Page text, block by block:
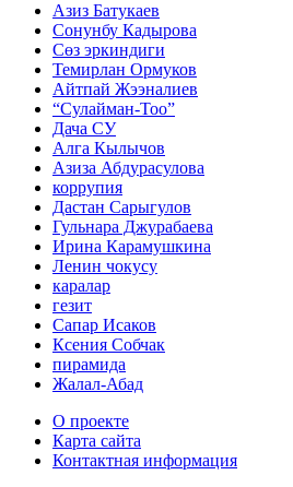
Азиз Батукаев
Сонунбу Кадырова
Сөз эркиндиги
Темирлан Ормуков
Айтпай Жээналиев
“Сулайман-Тоо”
Дача СУ
Алга Кылычов
Азиза Абдурасулова
коррупия
Дастан Сарыгулов
Гульнара Джурабаева
Ирина Карамушкина
Ленин чокусу
каралар
гезит
Сапар Исаков
Ксения Собчак
пирамида
Жалал-Абад
О проекте
Карта сайта
Контактная информация